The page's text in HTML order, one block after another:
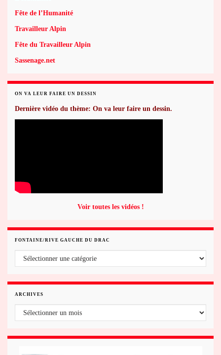
Fête de l’Humanité
Travailleur Alpin
Fête du Travailleur Alpin
Sassenage.net
ON VA LEUR FAIRE UN DESSIN
Dernière vidéo du thème: On va leur faire un dessin.
Voir toutes les vidéos !
FONTAINE/RIVE GAUCHE DU DRAC
ARCHIVES